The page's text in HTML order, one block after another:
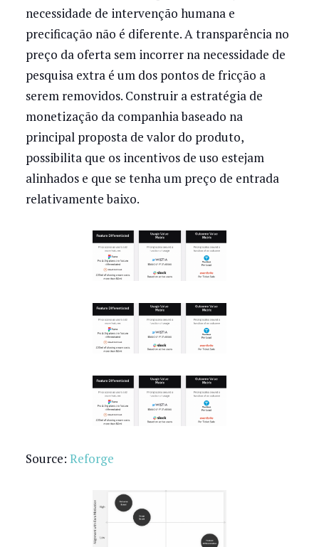
necessidade de intervenção humana e
precificação não é diferente. A transparência no
preço da oferta sem incorrer na necessidade de
pesquisa extra é um dos pontos de fricção a
serem removidos. Construir a estratégia de
monetização da companhia baseado na
principal proposta de valor do produto,
possibilita que os incentivos de uso estejam
alinhados e que se tenha um preço de entrada
relativamente baixo.
Source: Reforge